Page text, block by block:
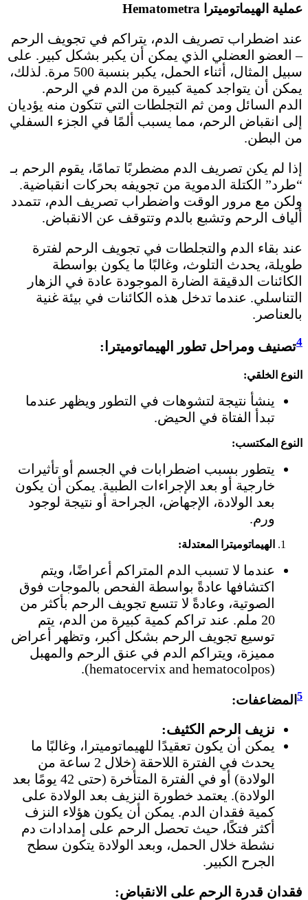
عملية الهيماتوميترا Hematometra
عند اضطراب تصريف الدم، يتراكم في تجويف الرحم
– العضو العضلي الذي يمكن أن يكبر بشكل كبير. على
سبيل المثال، أثناء الحمل، يكبر بنسبة 500 مرة. لذلك،
يمكن أن يتواجد كمية كبيرة من الدم في الرحم.
الدم السائل ومن ثم التجلطات التي تتكون منه يؤديان
إلى انقباض الرحم، مما يسبب ألمًا في الجزء السفلي
من البطن.
إذا لم يكن تصريف الدم مضطربًا تمامًا، يقوم الرحم بـ
“طرد” الكتلة الدموية من تجويفه بحركات انقباضية.
ولكن مع مرور الوقت واضطراب تصريف الدم، تتمدد
ألياف الرحم وتشبع بالدم وتتوقف عن الانقباض.
عند بقاء الدم والتجلطات في تجويف الرحم لفترة
طويلة، يحدث التلوث، وغالبًا ما يكون بواسطة
الكائنات الدقيقة الضارة الموجودة عادة في الزهار
التناسلي. عندما تدخل هذه الكائنات في بيئة غنية
بالعناصر.
4تصنيف ومراحل تطور الهيماتوميترا:
النوع الخلقي:
ينشأ نتيجة لتشوهات في التطور ويظهر عندما
تبدأ الفتاة في الحيض.
النوع المكتسب:
يتطور بسبب اضطرابات في الجسم أو تأثيرات
خارجية أو بعد الإجراءات الطبية. يمكن أن يكون
بعد الولادة، الإجهاض، الجراحة أو نتيجة لوجود
ورم.
الهيماتوميترا المعتدلة:
عندما لا تسبب الدم المتراكم أعراضًا، ويتم
اكتشافها عادةً بواسطة الفحص بالموجات فوق
الصوتية، وعادةً لا تتسع تجويف الرحم بأكثر من
20 ملم. عند تراكم كمية كبيرة من الدم، يتم
توسيع تجويف الرحم بشكل أكبر، وتظهر أعراض
مميزة، ويتراكم الدم في عنق الرحم والمهبل
(hematocervix and hematocolpos).
5 المضاعفات:
نزيف الرحم الكثيف:
يمكن أن يكون تعقيدًا للهيماتوميترا، وغالبًا ما
يحدث في الفترة اللاحقة (خلال 2 ساعة من
الولادة) أو في الفترة المتأخرة (حتى 42 يومًا بعد
الولادة). يعتمد خطورة النزيف بعد الولادة على
كمية فقدان الدم. يمكن أن يكون هؤلاء النزف
أكثر فتكًا، حيث تحصل الرحم على إمدادات دم
نشطة خلال الحمل، وبعد الولادة يتكون سطح
الجرح الكبير.
فقدان قدرة الرحم على الانقباض: